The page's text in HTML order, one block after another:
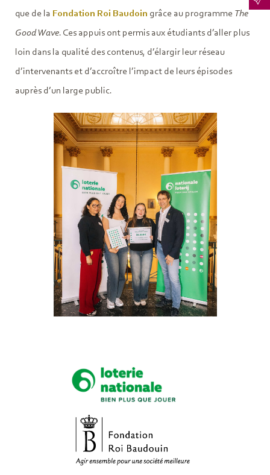
que de la Fondation Roi Baudoin grâce au programme The
Good Wave. Ces appuis ont permis aux étudiants d’aller plus
loin dans la qualité des contenus, d’élargir leur réseau
d’intervenants et d’accroître l’impact de leurs épisodes
auprès d’un large public.